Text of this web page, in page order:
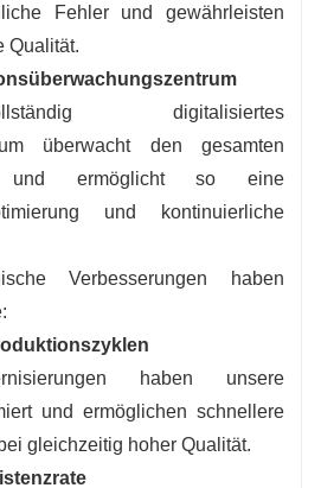
Fehler und gewährleisten
Qualität.
digitalisiertes
überwacht den gesamten
und ermöglicht so eine
und kontinuierliche
Verbesserungen haben
haben unsere
und ermöglichen schnellere
gleichzeitig hoher Qualität.